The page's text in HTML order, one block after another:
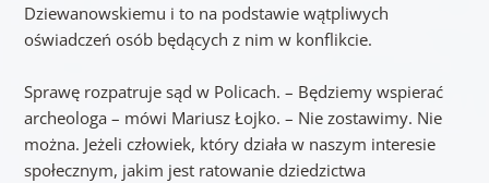
Dziewanowskiemu i to na podstawie wątpliwych
oświadczeń osób będących z nim w konflikcie.
Sprawę rozpatruje sąd w Policach. – Będziemy wspierać
archeologa – mówi Mariusz Łojko. – Nie zostawimy. Nie
można. Jeżeli człowiek, który działa w naszym interesie
społecznym, jakim jest ratowanie dziedzictwa